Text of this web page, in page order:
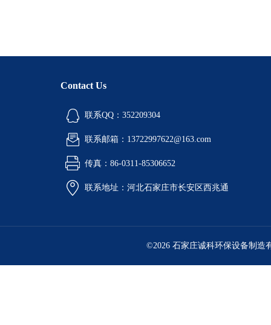
Contact Us
联系QQ：352209304
联系邮箱：13722997622@163.com
传真：86-0311-85306652
联系地址：河北石家庄市长安区西兆通
©2026 石家庄诚科环保设备制造